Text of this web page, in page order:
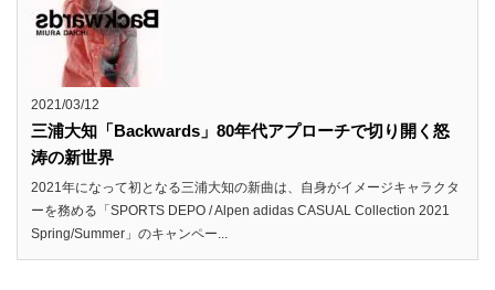
2021/03/12
三浦大知「Backwards」80年代アプローチで切り開く怒
涛の新世界
2021年になって初となる三浦大知の新曲は、自身がイメージキャラクタ
ーを務める「SPORTS DEPO / Alpen adidas CASUAL Collection 2021
Spring/Summer」のキャンペー...